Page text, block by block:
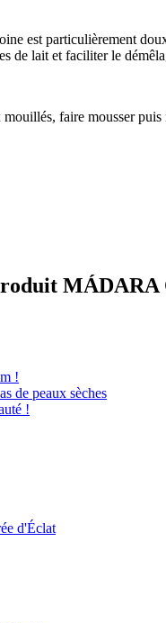
est particulièrement
de lait et faciliter le
faire mousser puis
!
de peaux sèches
!
d'Éclat